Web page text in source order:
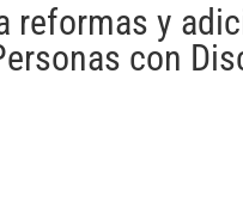
reformas y
con